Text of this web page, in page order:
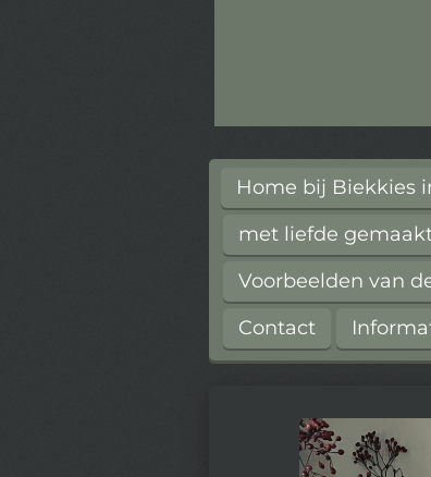
Home bij Biekkies
met liefde
Voorbeelden van
Contact